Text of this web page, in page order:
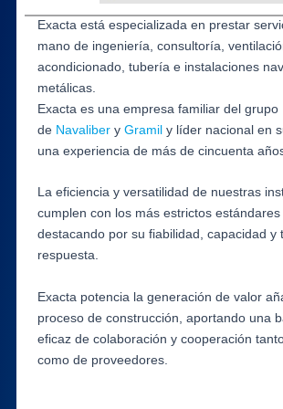
Exacta está especializada en prestar
mano de ingeniería, consultoría,
acondicionado, tubería e instalaciones
metálicas.
Exacta es una empresa familiar del grupo
de Navaliber y Gramil y líder nacional en
una experiencia de más de cincuenta
La eficiencia y versatilidad de nuestras
cumplen con los más estrictos
destacando por su fiabilidad, capacidad y
respuesta.
Exacta potencia la generación de valor
proceso de construcción, aportando una
eficaz de colaboración y cooperación
como de proveedores.